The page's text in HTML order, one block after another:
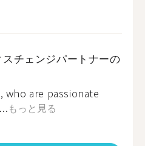
チェンジパートナーの
who are passionate
もっと見る